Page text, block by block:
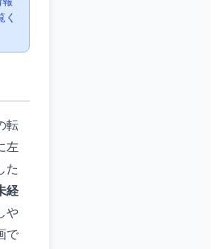
く
転
左
た
経
や
で